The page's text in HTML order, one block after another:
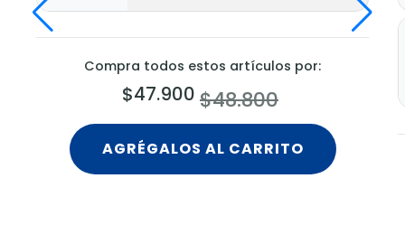
Compra todos estos artículos por:
$47.900 $48.800
AGRÉGALOS AL CARRITO